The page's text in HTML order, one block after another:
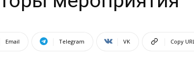
Email Telegram VK Copy URL